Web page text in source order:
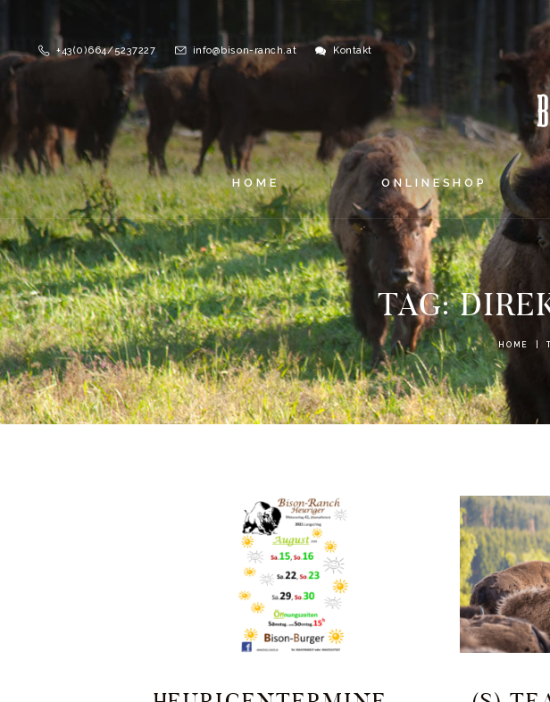
+43(0)664/5237227 info@bison-ranch.at Kontakt
HOME ONLINESHOP
TAG:
HOME
ABOUT
NEWS
EVENTS